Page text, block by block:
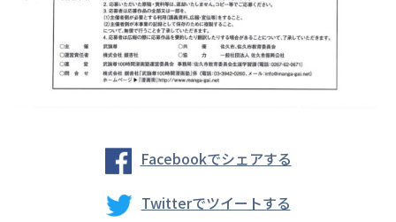
Facebookでシェアする
Twitterでツイートする